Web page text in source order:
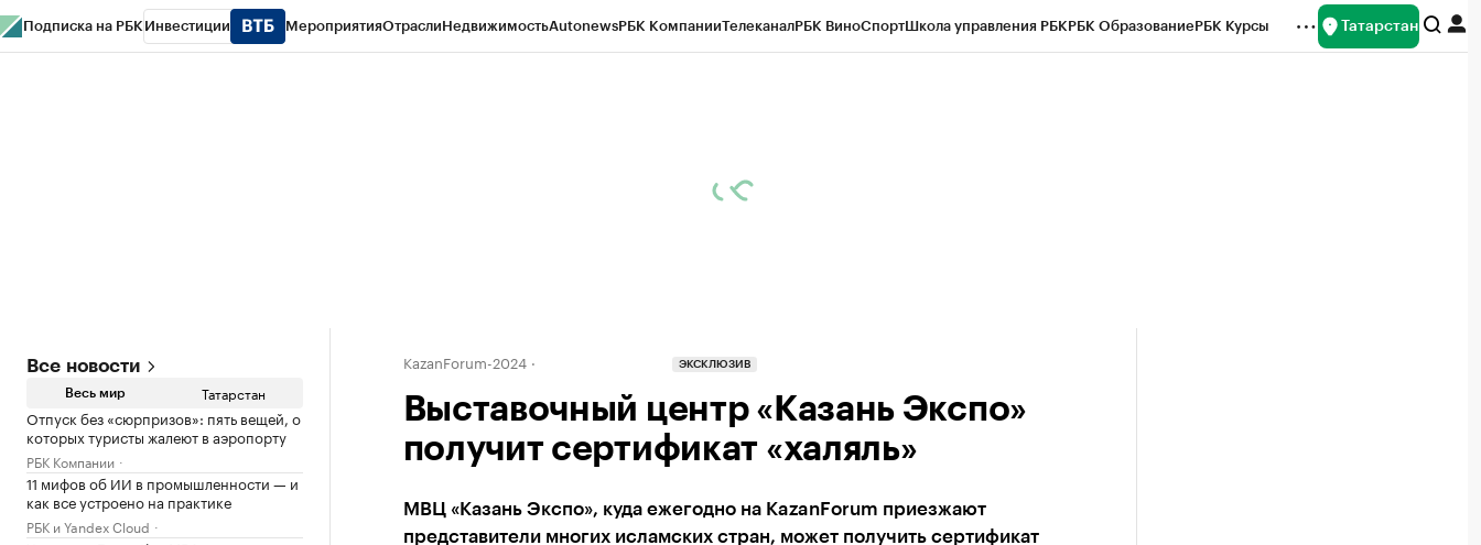
Подписка на РБК Инвестиции МероприятияОтраслиНедвижимостьAutonewsРБК КомпанииТелеканалРБК ВиноСпортШкола управления РБКРБК ОбразованиеРБК Курсы Татарстан
Все новости
Весь мир Татарстан
Отпуск без «сюрпризов»: пять вещей, о
которых туристы жалеют в аэропорту
РБК Компании
11 мифов об ИИ в промышленности — и
как все устроено на практике
РБК и Yandex Cloud
KazanForum-2024 ЭКСКЛЮЗИВ
Выставочный центр «Казань Экспо»
получит сертификат «халяль»
МВЦ «Казань Экспо», куда ежегодно на KazanForum приезжают
представители многих исламских стран, может получить сертификат